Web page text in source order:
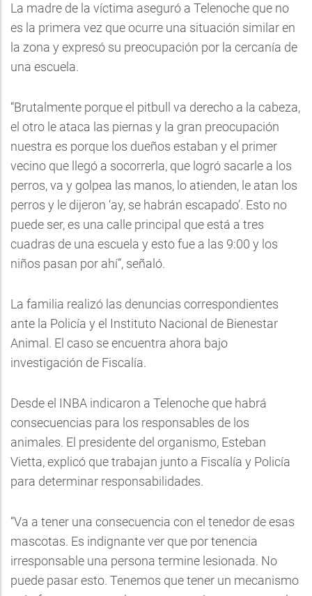
La madre de la víctima aseguró a Telenoche que no
es la primera vez que ocurre una situación similar en
la zona y expresó su preocupación por la cercanía de
una escuela.
“Brutalmente porque el pitbull va derecho a la cabeza,
el otro le ataca las piernas y la gran preocupación
nuestra es porque los dueños estaban y el primer
vecino que llegó a socorrerla, que logró sacarle a los
perros, va y golpea las manos, lo atienden, le atan los
perros y le dijeron ‘ay, se habrán escapado’. Esto no
puede ser, es una calle principal que está a tres
cuadras de una escuela y esto fue a las 9:00 y los
niños pasan por ahí”, señaló.
La familia realizó las denuncias correspondientes
ante la Policía y el Instituto Nacional de Bienestar
Animal. El caso se encuentra ahora bajo
investigación de Fiscalía.
Desde el INBA indicaron a Telenoche que habrá
consecuencias para los responsables de los
animales. El presidente del organismo, Esteban
Vietta, explicó que trabajan junto a Fiscalía y Policía
para determinar responsabilidades.
“Va a tener una consecuencia con el tenedor de esas
mascotas. Es indignante ver que por tenencia
irresponsable una persona termine lesionada. No
puede pasar esto. Tenemos que tener un mecanismo